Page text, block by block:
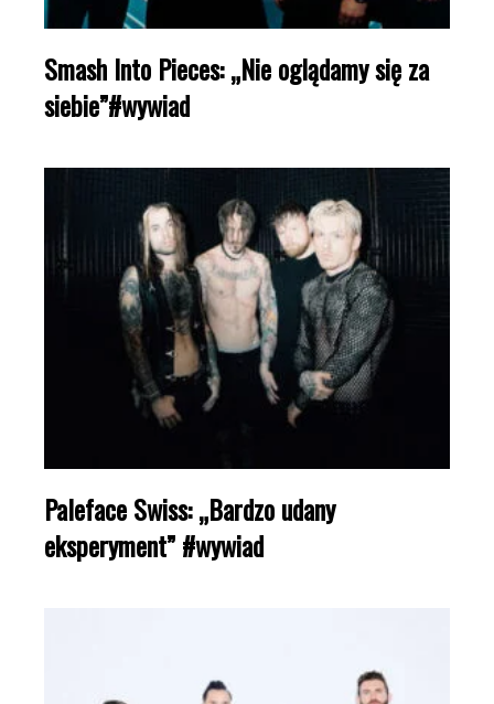
Smash Into Pieces: „Nie oglądamy się za
siebie”#wywiad
Paleface Swiss: „Bardzo udany
eksperyment” #wywiad